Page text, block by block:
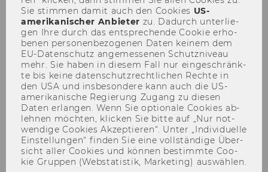
Financiranje
Pre­da­van­je: Kako fi­nan­ci­ra­ti
svoj pro­jekt?
Sie stim­men damit auch den Coo­kies US-​
amerikanischer An­bie­ter zu. Da­durch un­ter­lie­
gen Ihre durch das ent­spre­chen­de Coo­kie er­ho­
be­nen per­so­nen­be­zo­ge­nen Daten kei­nem dem
EU-​Datenschutz an­ge­mes­se­nen Schutz­ni­veau
mehr. Sie haben in die­sem Fall nur ein­ge­schränk­
te bis keine da­ten­schutz­recht­li­chen Rech­te in
den USA und ins­be­son­de­re kann auch die US-​
amerikanische Re­gie­rung Zu­gang zu die­sen
Daten er­lan­gen. Wenn Sie op­tio­na­le Coo­kies ab­
leh­nen möch­ten, kli­cken Sie bitte auf „Nur not­
wen­di­ge Coo­kies Ak­zep­tie­ren“. Unter „In­di­vi­du­el­le
Ein­stel­lun­gen“ fin­den Sie eine voll­stän­di­ge Über­
sicht aller Coo­kies und kön­nen be­stimm­te Coo­
kie Grup­pen (Web­sta­tis­tik, Mar­ke­ting) aus­wäh­len.